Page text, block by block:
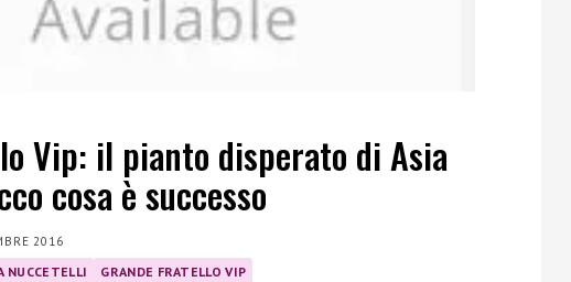
Vip: il pianto disperato di Asia
cosa è successo
2016
NUCCETELLI GRANDE FRATELLO VIP